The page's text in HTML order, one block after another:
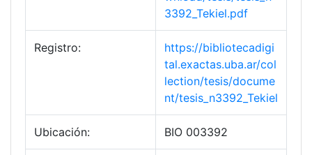
3392_Tekiel.pdf
Registro:
https://bibliotecadigi
tal.exactas.uba.ar/col
lection/tesis/docume
nt/tesis_n3392_Tekiel
Ubicación: BIO 003392